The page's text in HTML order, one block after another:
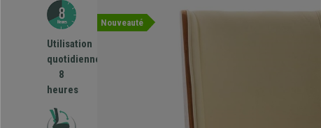
Utilisation
quotidienne
8
heures
Nouveauté